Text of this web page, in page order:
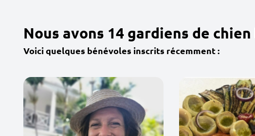
Nous avons 14 gardiens de
Voici quelques bénévoles inscrits récemment :